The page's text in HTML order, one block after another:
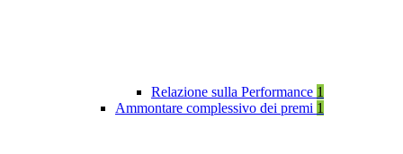
Relazione sulla Performance 1
Ammontare complessivo dei premi 1